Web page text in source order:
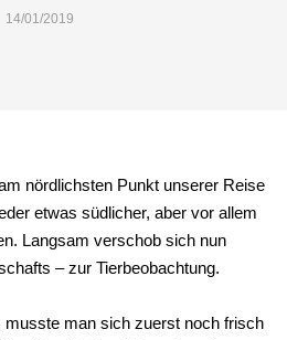
14/01/2019
nördlichsten Punkt unserer Reise
etwas südlicher, aber vor allem
Langsam verschob sich nun
– zur Tierbeobachtung.
musste man sich zuerst noch frisch